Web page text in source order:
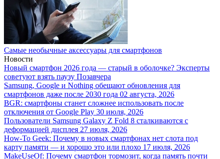
Самые необычные аксессуары для смартфонов
Новости
Новый смартфон 2026 года — старый в оболочке? Эксперты
советуют взять паузу Позавчера
Samsung, Google и Nothing обещают обновления для
смартфонов даже после 2030 года 02 августа, 2026
BGR: смартфоны станет сложнее использовать после
отключения от Google Play 30 июля, 2026
Пользователи Samsung Galaxy Z Fold 8 сталкиваются с
деформацией дисплея 27 июля, 2026
How-To Geek: Почему в новых смартфонах нет слота под
карту памяти — и хорошо это или плохо 17 июля, 2026
MakeUseOf: Почему смартфон тормозит, когда память почти